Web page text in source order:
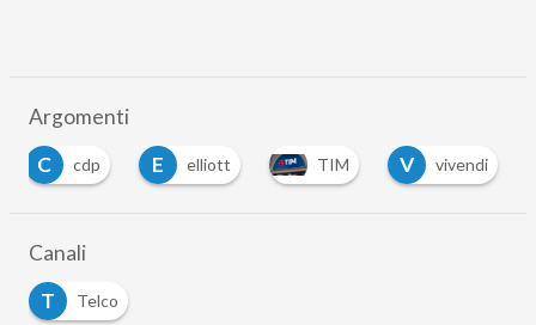
Argomenti
C
cdp E elliott TIM V vivendi
Canali
T
Telco